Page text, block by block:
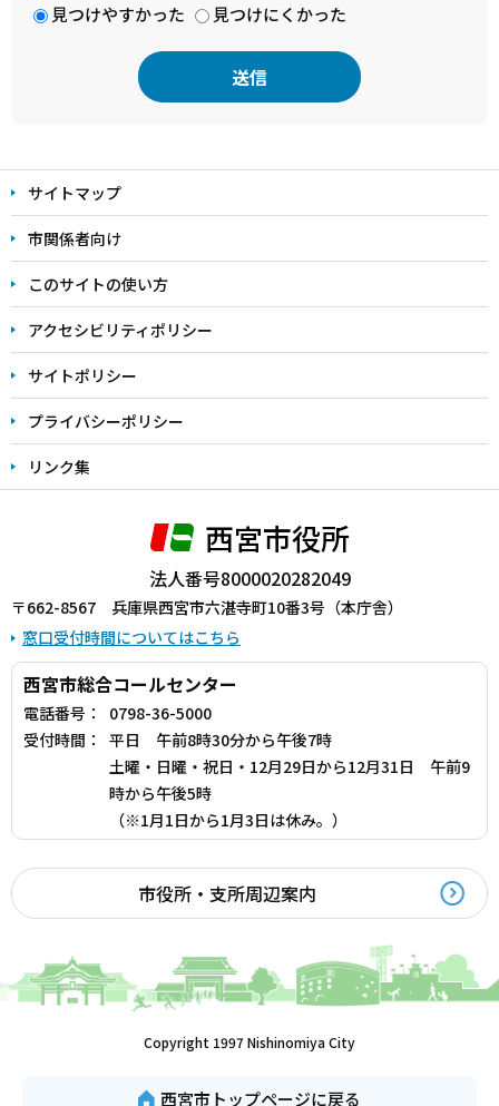
見つけやすかった
見つけにくかった
文
こ
こ
ま
で
サイトマップ
市関係者向け
このサイトの使い方
アクセシビリティポリシー
サイトポリシー
プライバシーポリシー
リンク集
西宮市役所
法人番号8000020282049
〒662-8567 兵庫県西宮市六湛寺町10番3号（本庁舎）
窓口受付時間についてはこちら
西宮市総合コールセンター
電話番号：
0798-36-5000
受付時間：
平日 午前8時30分から午後7時
土曜・日曜・祝日・12月29日から12月31日 午前9
時から午後5時
（※1月1日から1月3日は休み。）
市役所・支所周辺案内
Copyright 1997 Nishinomiya City
西宮市トップページに戻る